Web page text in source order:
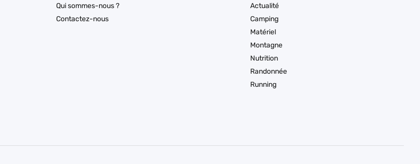
Qui sommes-nous ?
Contactez-nous
Actualité
Camping
Matériel
Montagne
Nutrition
Randonnée
Running